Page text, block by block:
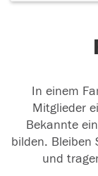
In einem
Mitglieder
Bekannte
bilden. Bleiben
und